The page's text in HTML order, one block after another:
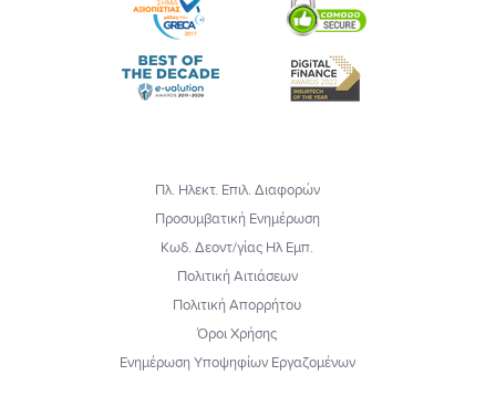
Πλ. Ηλεκτ. Επιλ. Διαφορών
Προσυμβατική Ενημέρωση
Κωδ. Δεοντ/γίας Ηλ Εμπ.
Πολιτική Αιτιάσεων
Πολιτική Απορρήτου
Όροι Χρήσης
Ενημέρωση Υποψηφίων Εργαζομένων